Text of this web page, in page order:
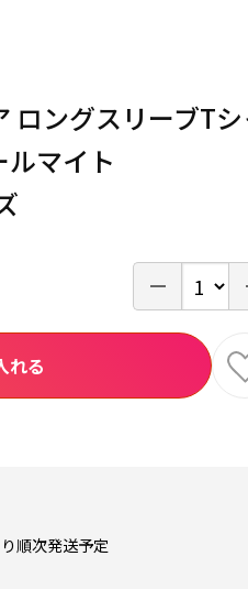
ロングスリーブTシ
マイト
順次発送予定
れる